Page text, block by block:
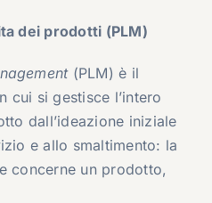
dei prodotti (PLM)
(PLM) è il
cui si gestisce l’intero
dall’ideazione iniziale
e allo smaltimento: la
concerne un prodotto,